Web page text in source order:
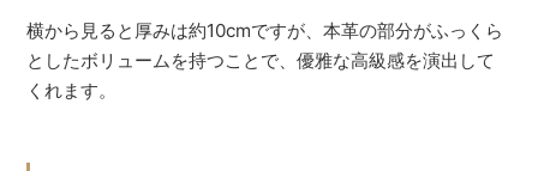
横から見ると厚みは約10cmですが、本革の部分がふっくら
としたボリュームを持つことで、優雅な高級感を演出して
くれます。